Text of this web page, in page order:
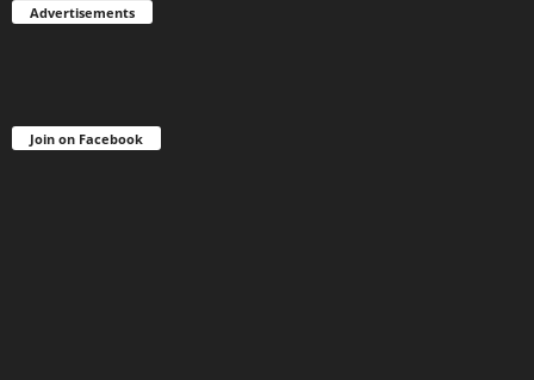
Advertisements
Join on Facebook